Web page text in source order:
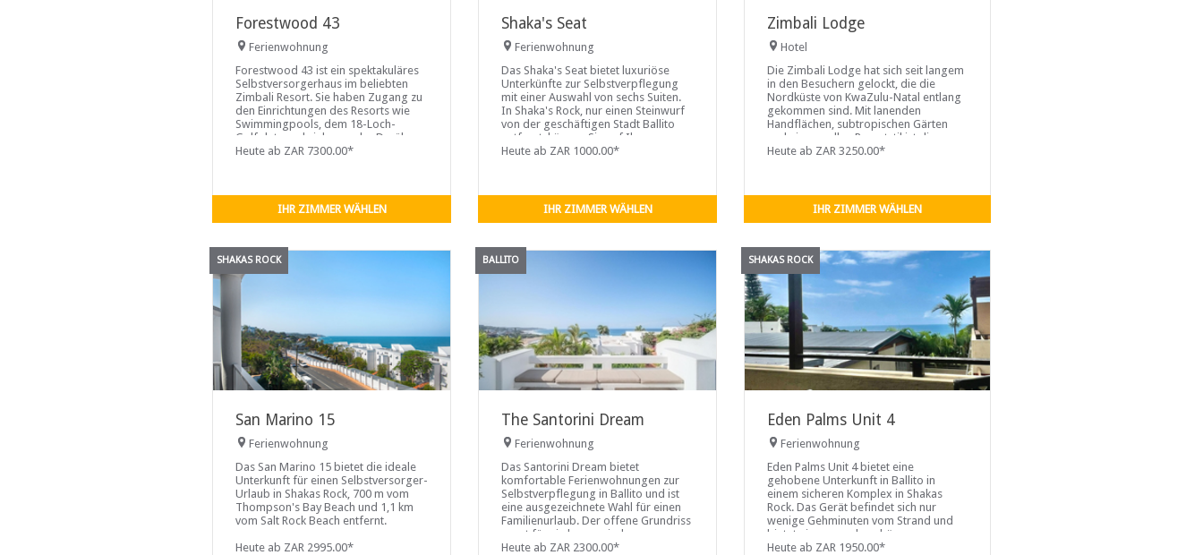
Forestwood 43
Ferienwohnung
Forestwood 43 ist ein spektakuläres
Selbstversorgerhaus im beliebten
Zimbali Resort. Sie haben Zugang zu
den Einrichtungen des Resorts wie
Swimmingpools, dem 18-Loch-
Golfplatz und vielem mehr. Darüber
hinaus liegt das Resort 20 km vom
Heute ab ZAR 7300.00*
IHR ZIMMER WÄHLEN
Shaka's Seat
Ferienwohnung
Das Shaka's Seat bietet luxuriöse
Unterkünfte zur Selbstverpflegung
mit einer Auswahl von sechs Suiten.
In Shaka's Rock, nur einen Steinwurf
von der geschäftigen Stadt Ballito
entfernt, können Sie auf Ihrer
privaten überdachten Holzterrasse
Heute ab ZAR 1000.00*
IHR ZIMMER WÄHLEN
Zimbali Lodge
Hotel
Die Zimbali Lodge hat sich seit langem
in den Besuchern gelockt, die die
Nordküste von KwaZulu-Natal entlang
gekommen sind. Mit lanenden
Handflächen, subtropischen Gärten
und einem edlen Resortstil ist dies
genau der Ort, an dem sich die Natur
Heute ab ZAR 3250.00*
IHR ZIMMER WÄHLEN
SHAKAS ROCK
San Marino 15
Ferienwohnung
Das San Marino 15 bietet die ideale
Unterkunft für einen Selbstversorger-
Urlaub in Shakas Rock, 700 m vom
Thompson's Bay Beach und 1,1 km
vom Salt Rock Beach entfernt.
Heute ab ZAR 2995.00*
BALLITO
The Santorini Dream
Ferienwohnung
Das Santorini Dream bietet
komfortable Ferienwohnungen zur
Selbstverpflegung in Ballito und ist
eine ausgezeichnete Wahl für einen
Familienurlaub. Der offene Grundriss
sorgt für ein harmonisches
Wohngefühl und lässt frische
Heute ab ZAR 2300.00*
SHAKAS ROCK
Eden Palms Unit 4
Ferienwohnung
Eden Palms Unit 4 bietet eine
gehobene Unterkunft in Ballito in
einem sicheren Komplex in Shakas
Rock. Das Gerät befindet sich nur
wenige Gehminuten vom Strand und
bietet einen wunderschönen
Meerblick. Geschäfte und Aktivitäten
Heute ab ZAR 1950.00*